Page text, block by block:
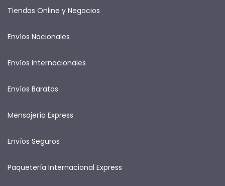
Tiendas Online y Negocios
Envíos Nacionales
Envíos Internacionales
Envíos Baratos
Mensajería Express
Envíos Seguros
Paquetería Internacional Express